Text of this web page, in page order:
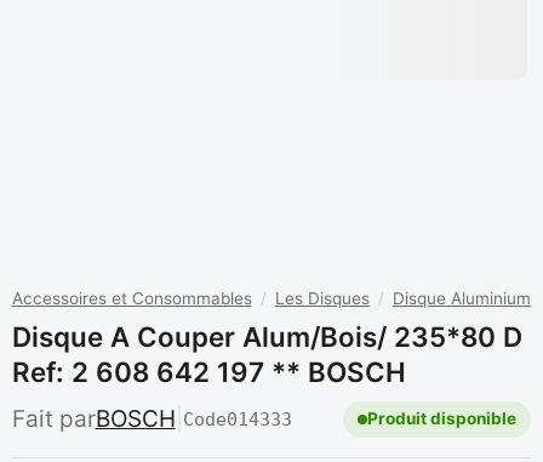
Accessoires et Consommables / Les Disques / Disque Aluminium
Disque A Couper Alum/bois/ 235*80 D
Ref: 2 608 642 197 ** BOSCH
Fait parBOSCH Code014333 Produit disponible